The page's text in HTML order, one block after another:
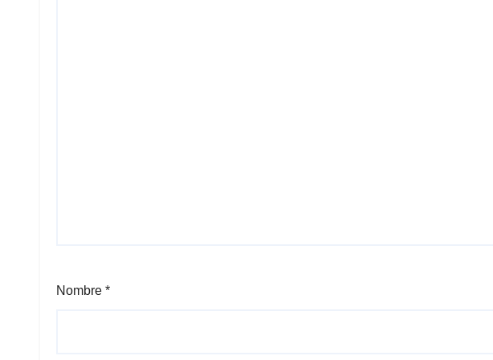
Nombre *